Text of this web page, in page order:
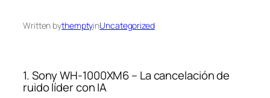
Written bythemptyinUncategorized
1. Sony WH-1000XM6 – La cancelación de
ruido líder con IA